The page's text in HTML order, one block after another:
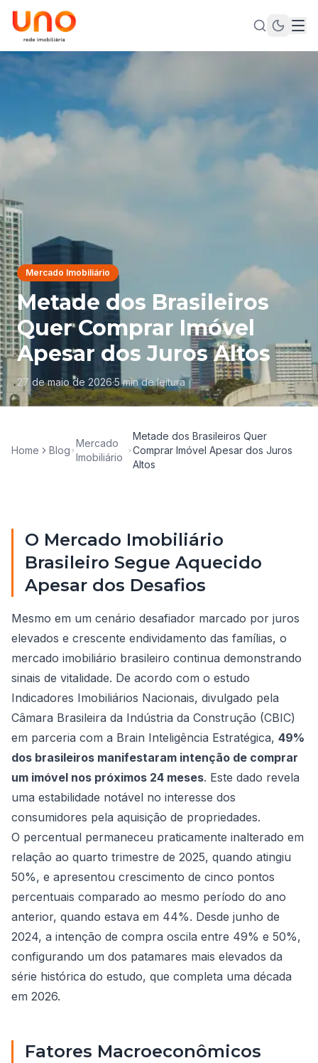
Mercado Imobiliário
Metade dos Brasileiros
Quer Comprar Imóvel
Apesar dos Juros Altos
27 de maio de 2026·5min de leitura
Home Blog
Mercado
Imobiliário
Metade dos Brasileiros Quer
Comprar Imóvel Apesar dos Juros
Altos
O Mercado Imobiliário
Brasileiro Segue Aquecido
Apesar dos Desafios
Mesmo em um cenário desafiador marcado por juros
elevados e crescente endividamento das famílias, o
mercado imobiliário brasileiro continua demonstrando
sinais de vitalidade. De acordo com o estudo
Indicadores Imobiliários Nacionais, divulgado pela
Câmara Brasileira da Indústria da Construção (CBIC)
em parceria com a Brain Inteligência Estratégica, 49%
dos brasileiros manifestaram intenção de comprar
um imóvel nos próximos 24 meses. Este dado revela
uma estabilidade notável no interesse dos
consumidores pela aquisição de propriedades.
O percentual permaneceu praticamente inalterado em
relação ao quarto trimestre de 2025, quando atingiu
50%, e apresentou crescimento de cinco pontos
percentuais comparado ao mesmo período do ano
anterior, quando estava em 44%. Desde junho de
2024, a intenção de compra oscila entre 49% e 50%,
configurando um dos patamares mais elevados da
série histórica do estudo, que completa uma década
em 2026.
Fatores Macroeconômicos